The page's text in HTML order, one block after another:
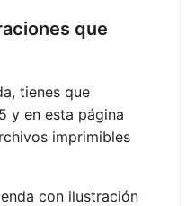
que
tienes que
y en esta página
imprimibles
con ilustración